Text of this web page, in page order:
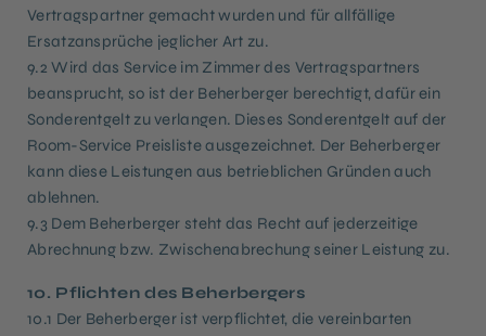
Vertragspartner gemacht wurden und für allfällige
Ersatzansprüche jeglicher Art zu.
9.2 Wird das Service im Zimmer des Vertragspartners
beansprucht, so ist der Beherberger berechtigt, dafür ein
Sonderentgelt zu verlangen. Dieses Sonderentgelt auf der
Room-Service Preisliste ausgezeichnet. Der Beherberger
kann diese Leistungen aus betrieblichen Gründen auch
ablehnen.
9.3 Dem Beherberger steht das Recht auf jederzeitige
Abrechnung bzw. Zwischenabrechung seiner Leistung zu.
10. Pflichten des Beherbergers
10.1 Der Beherberger ist verpflichtet, die vereinbarten